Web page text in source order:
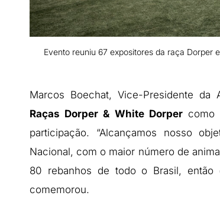
Evento reuniu 67 expositores da raça Dorper
Marcos Boechat, Vice-Presidente da
Raças Dorper & White Dorpercomo
participação. “Alcançamos nosso
Nacional, com o maior número de
80 rebanhos de todo o Brasil, então
comemorou.